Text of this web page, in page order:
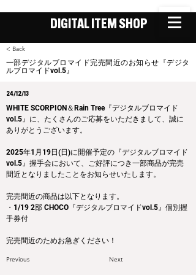
DIGITAL ITEM SHOP
< Back
一部デジタルブロマイド完売間近のお知らせ『デジタ
ルブロマイドvol.5』
24/12/13
WHITE SCORPION＆Rain Tree『デジタルブロマイド
vol.5』に、たくさんのご応募をいただきまして、誠に
ありがとうございます。
2025年1月19日(日)に開催予定の『デジタルブロマイド
vol.5』握手会において、ご好評につき一部商品が完売
間近となりましたことをお知らせいたします。
完売間近の商品は以下となります。
・1/19 2部 CHOCO『デジタルブロマイドvol.5』個別握
手券付
完売間近のためお急ぎください！
Previous Next